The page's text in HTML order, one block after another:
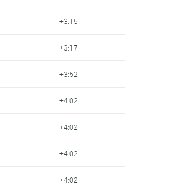
+3:15
+3:17
+3:52
+4:02
+4:02
+4:02
+4:02